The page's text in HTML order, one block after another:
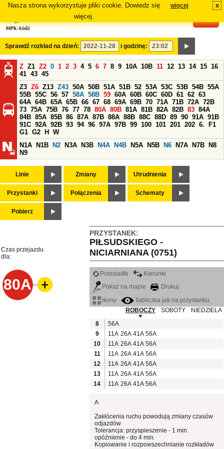
Nasza strona wykorzystuje pliki cookie. Dowiedz się
więcej.
więcej x
Sprawdź rozkład na dzień: i godzinę:
Z Z1 Z2 0 1 2 3 4 5 6 7 8 9 10A 10B 11 12 13 14 15 16
41 43 45
Z3 Z6 Z13 Z43 50A 50B 51A 51B 52 53A 53C 53B 54B 55A
55B 55C 56 57 58A 58B 59 60A 60B 60C 60D 61 62 63
64A 64B 65A 65B 66 67 68 69A 69B 70 71A 71B 72A 72B
73 75A 75B 76 77 78 80A 80B 81A 81B 82A 82B 83 84A
84B 85A 85B 86 87A 87B 88A 88B 88C 88D 89 90 91A 91B
91C 92A 92B 93 94 96 97A 97B 99 100 101 201 202 6.
F1
G1 G2 H
W
N1A
N1B N2 N3A N3B N4A N4B N5A N5B N6 N7A N7B
N8
N9
Linie Zmiany Utrudnienia
Przystanki Połączenia Schematy
Pobierz
PRZYSTANEK:
PIŁSUDSKIEGO -
NICIARNIANA (0751)
Czas przejazdu
dla:
80A
Przesiadki
Kierunki
Pokaż na mapie
Drukuj
ikony
Tabliczka jak na przystanku
ROBOCZY
SOBOTY
NIEDZIELA
8
56A
9
11A 26A 41A 56A
10
11A 26A 41A 56A
11
11A 26A 41A 56A
12
11A 26A 41A 56A
13
11A 26A 41A 56A
14
11A 26A 41A 56A
A
Zakłócenia ruchu powodują zmiany czasów
odjazdów
Tolerancja: przyspieszenie - 1 min.
opóźnienie - do 4 min.
Kopiowanie i rozpowszechnianie rozkładów